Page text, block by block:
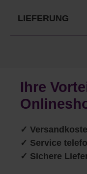
LIEFERUNG
Ihre
✓
✓ Service
✓ Sichere